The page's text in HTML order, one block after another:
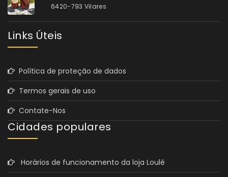
6420-793 Vilares
Links Úteis
Política de proteção de dados
Termos gerais de uso
Contate-Nos
Cidades populares
Horários de funcionamento da loja Loulé